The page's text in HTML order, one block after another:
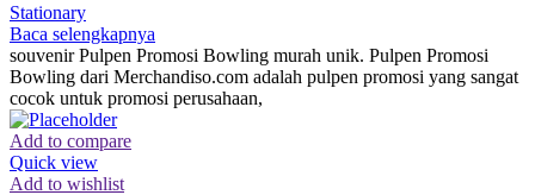
Stationary
Baca selengkapnya
souvenir Pulpen Promosi Bowling murah unik. Pulpen Promosi
Bowling dari Merchandiso.com adalah pulpen promosi yang sangat
cocok untuk promosi perusahaan,
Add to compare
Quick view
Add to wishlist